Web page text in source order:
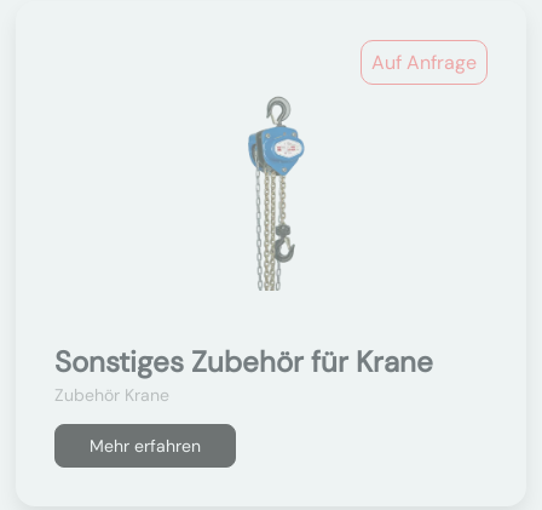
Auf Anfrage
Sonstiges Zubehör für Krane
Zubehör Krane
Mehr erfahren